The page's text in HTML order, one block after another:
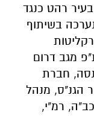
רהט כנגד
בשיתוף
מגב דרום
חברת
הגנ"ס, מנהל
רמ"י,